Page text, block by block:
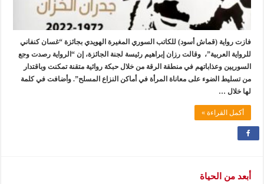
فازت رواية (قماش أسود) للكاتب السوري المغيرة الهويدي بجائزة “غسان كنفاني
للرواية العربية”، وقالت رزان إبراهيم رئيسة لجنة الجائزة، إن “الرواية رصدت وجع
السوريين وعذاباتهم في منطقة الرقة من خلال حبكة روائية متقنة تمكنت وباقتدار
من تسليط الضوء على معاناة المرأة في أماكن النزاع المسلح”. وأضافت في كلمة
لها خلال …
أكمل القراءة »
أبعد من الحياة